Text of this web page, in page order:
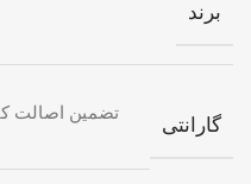
برند
گارانتی
تضمین اصالت